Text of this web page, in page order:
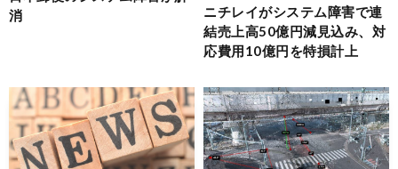
消
ニチレイがシステム障害で連
結売上高50億円減見込み、対
応費用10億円を特損計上